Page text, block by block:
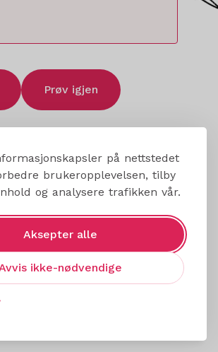
på nettstedet
brukeropplevelsen, tilby
og analysere trafikken vår.
Aksepter alle
ikke-nødvendige
Prøv igjen